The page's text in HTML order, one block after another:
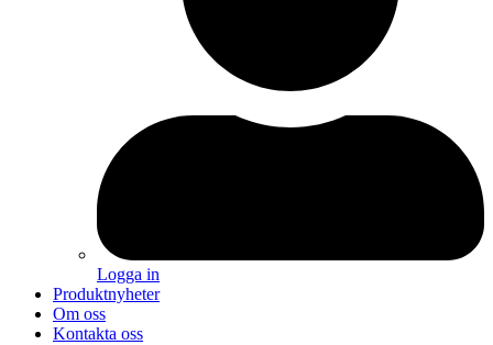
Logga in
Produktnyheter
Om oss
Kontakta oss